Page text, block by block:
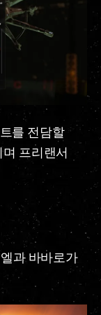
를 전담할
프리랜서
과 바바로가